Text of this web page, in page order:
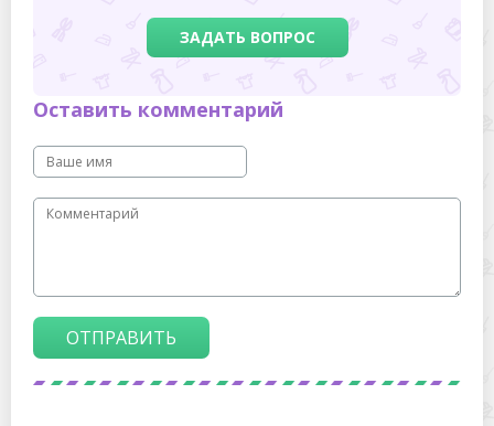
ЗАДАТЬ ВОПРОС
Оставить комментарий
ОТПРАВИТЬ